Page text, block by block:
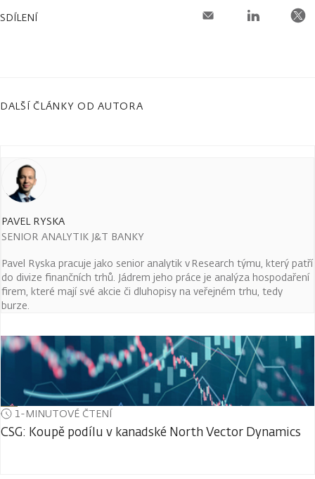
SDÍLENÍ
DALŠÍ ČLÁNKY OD AUTORA
PAVEL RYSKA
SENIOR ANALYTIK J&T BANKY
Pavel Ryska pracuje jako senior analytik v Research týmu, který patří
do divize finančních trhů. Jádrem jeho práce je analýza hospodaření
firem, které mají své akcie či dluhopisy na veřejném trhu, tedy
burze.
1-MINUTOVÉ ČTENÍ
CSG: Koupě podílu v kanadské North Vector Dynamics